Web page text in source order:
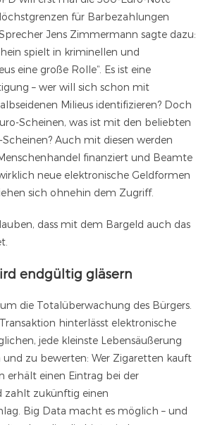
für Barbezahlungen
Jens Zimmermann sagte dazu:
spielt in kriminellen und
eine große Rolle“. Es ist eine
– wer will sich schon mit
Milieus identifizieren? Doch
Scheinen, was ist mit den beliebten
Auch mit diesen werden
finanziert und Beamte
neue elektronische Geldformen
sich ohnehin dem Zugriff.
dass mit dem Bargeld auch das
endgültig gläsern
die Totalüberwachung des Bürgers.
hinterlässt elektronische
jede kleinste Lebensäußerung
zu bewerten: Wer Zigaretten kauft
erhält einen Eintrag bei der
zahlt zukünftig einen
Big Data macht es möglich – und